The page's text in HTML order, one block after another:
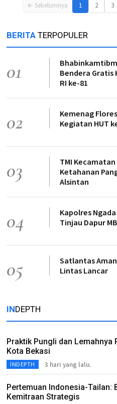
← Sebelumnya 1 2 3
BERITA TERPOPULER
01
Bendera Gratis
RI ke-81
02
Kemenag
Kegiatan HUT
03
TMI
Ketahanan
Alsintan
04
Kapolres
Tinjau Dapur
05
Satlantas
Lintas Lancar
INDEPTH
Praktik Pungli dan Lemahnya
Kota Bekasi
INDEPTH 3 hari yang lalu.
Pertemuan Indonesia-Tailan:
Kemitraan Strategis